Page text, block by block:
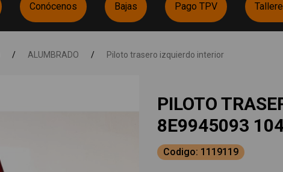
Conócenos Bajas Pago TPV
/ ALUMBRADO / Piloto trasero izquierdo interior
PILOTO
8E9945093
Codigo: 1119119